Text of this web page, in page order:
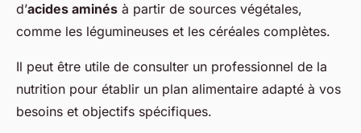
d’acides aminés à partir de sources végétales,
comme les légumineuses et les céréales complètes.
Il peut être utile de consulter un professionnel de la
nutrition pour établir un plan alimentaire adapté à vos
besoins et objectifs spécifiques.